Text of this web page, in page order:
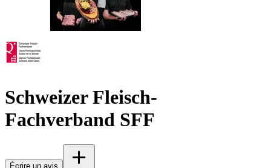
Schweizer Fleisch-
Fachverband SFF
Écrire un avis